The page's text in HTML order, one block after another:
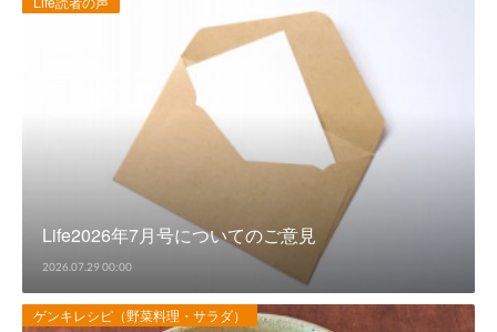
Life2026年7月号についてのご意見
2026.07.29 00:00
ゲンキレシピ（野菜料理・サラダ）